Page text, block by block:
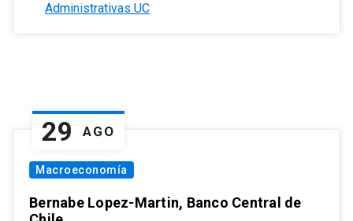
Administrativas UC
29 AGO
Macroeconomía
Bernabe Lopez-Martin, Banco Central de